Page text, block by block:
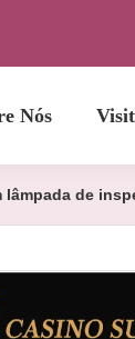
Nós
lâmpada de